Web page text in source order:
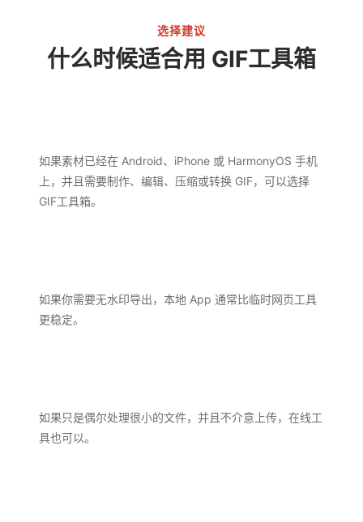
选择建议
什么时候适合用 GIF工具箱
如果素材已经在 Android、iPhone 或 HarmonyOS 手机
上，并且需要制作、编辑、压缩或转换 GIF，可以选择
GIF工具箱。
如果你需要无水印导出，本地 App 通常比临时网页工具
更稳定。
如果只是偶尔处理很小的文件，并且不介意上传，在线工
具也可以。